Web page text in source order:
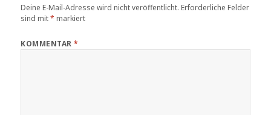
Deine E-Mail-Adresse wird nicht veröffentlicht. Erforderliche Felder
sind mit* markiert
KOMMENTAR*